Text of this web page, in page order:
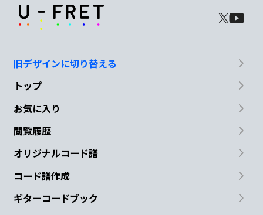
旧デザインに切り替える
トップ
お気に入り
閲覧履歴
オリジナルコード譜
コード譜作成
ギターコードブック